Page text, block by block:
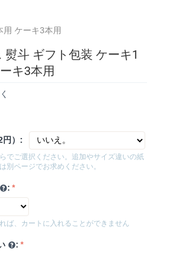
ケーキ3本用
斗 ギフト包装 ケーキ1
キ3本用
円）:
でご選択ください。追加やサイズ違いの紙
別ページでお求めください。
:
ば、カートに入れることができません
: